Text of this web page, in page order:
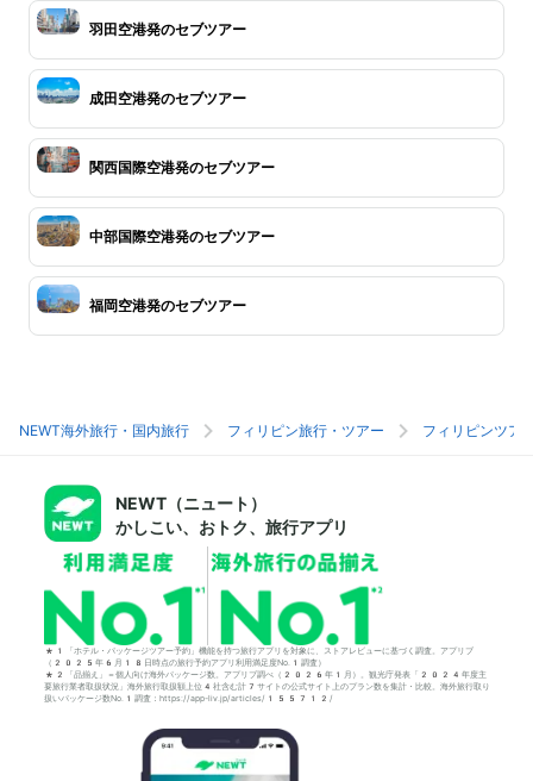
羽田空港発のセブツアー
成田空港発のセブツアー
関西国際空港発のセブツアー
中部国際空港発のセブツアー
福岡空港発のセブツアー
NEWT海外旅行・国内旅行 フィリピン旅行・ツアー フィリピンツア
NEWT（ニュート）
かしこい、おトク、旅行アプリ
*1「ホテル・パッケージツアー予約」機能を持つ旅行アプリを対象に、ストアレビューに基づく調査。アプリブ
（2025年6月18日時点の旅行予約アプリ利用満足度No.1調査）
*2「品揃え」＝個人向け海外パッケージ数。アプリブ調べ（2026年1月）。観光庁発表「2024年度主
要旅行業者取扱状況」海外旅行取扱額上位4社含む計7サイトの公式サイト上のプラン数を集計・比較。海外旅行取り
扱いパッケージ数No.1調査：https://app-liv.jp/articles/155712/